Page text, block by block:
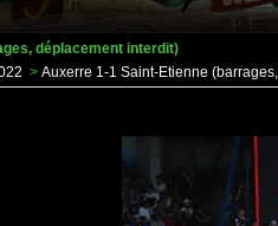
déplacement interdit)
> Auxerre 1-1 Saint-Etienne